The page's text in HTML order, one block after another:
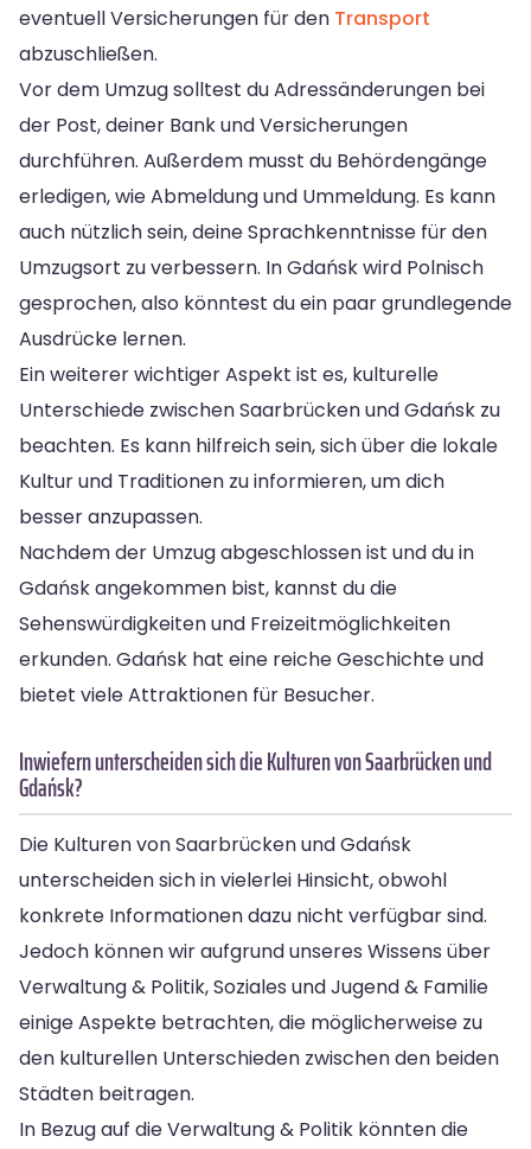
eventuell Versicherungen für den Transport
abzuschließen.
Vor dem Umzug solltest du Adressänderungen bei
der Post, deiner Bank und Versicherungen
durchführen. Außerdem musst du Behördengänge
erledigen, wie Abmeldung und Ummeldung. Es kann
auch nützlich sein, deine Sprachkenntnisse für den
Umzugsort zu verbessern. In Gdańsk wird Polnisch
gesprochen, also könntest du ein paar grundlegende
Ausdrücke lernen.
Ein weiterer wichtiger Aspekt ist es, kulturelle
Unterschiede zwischen Saarbrücken und Gdańsk zu
beachten. Es kann hilfreich sein, sich über die lokale
Kultur und Traditionen zu informieren, um dich
besser anzupassen.
Nachdem der Umzug abgeschlossen ist und du in
Gdańsk angekommen bist, kannst du die
Sehenswürdigkeiten und Freizeitmöglichkeiten
erkunden. Gdańsk hat eine reiche Geschichte und
bietet viele Attraktionen für Besucher.
Inwiefern unterscheiden sich die Kulturen von Saarbrücken und
Gdańsk?
Die Kulturen von Saarbrücken und Gdańsk
unterscheiden sich in vielerlei Hinsicht, obwohl
konkrete Informationen dazu nicht verfügbar sind.
Jedoch können wir aufgrund unseres Wissens über
Verwaltung & Politik, Soziales und Jugend & Familie
einige Aspekte betrachten, die möglicherweise zu
den kulturellen Unterschieden zwischen den beiden
Städten beitragen.
In Bezug auf die Verwaltung & Politik könnten die